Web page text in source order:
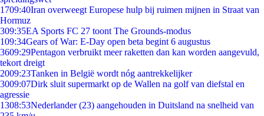
1709:40Iran overweegt Europese hulp bij ruimen mijnen in Straat van
Hormuz
309:35EA Sports FC 27 toont The Grounds-modus
109:34Gears of War: E-Day open beta begint 6 augustus
3609:29Pentagon verbruikt meer raketten dan kan worden aangevuld,
tekort dreigt
2009:23Tanken in België wordt nóg aantrekkelijker
3009:07Dirk sluit supermarkt op de Wallen na golf van diefstal en
agressie
1308:53Nederlander (23) aangehouden in Duitsland na snelheid van